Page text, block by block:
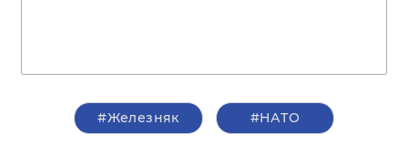
#Железняк #НАТО